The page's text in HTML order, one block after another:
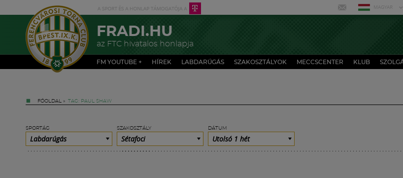
MAGYAR
FRADI.HU
az FTC hivatalos honlapja
FM YOUTUBE + HÍREK LABDARÚGÁS SZAKOSZTÁLYOK MECCSCENTER KLUB
FŐOLDAL » TAG: PAUL SHAW
SPORTÁG
Labdarúgás
SZAKOSZTÁLY
Sétafoci
DÁTUM
Utolsó 1 hét